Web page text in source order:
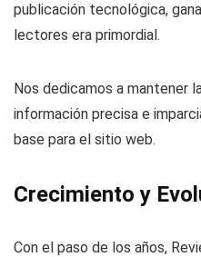
publicación tecnológica,
lectores era primordial.
Nos dedicamos a mantener
información precisa e
base para el sitio web.
Crecimiento y
Con el paso de los años,